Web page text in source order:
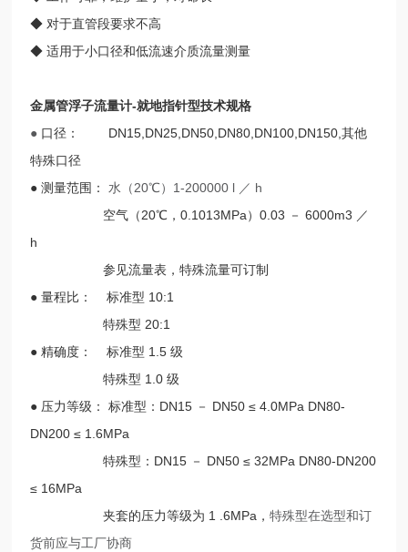
◆ 对于直管段要求不高
◆ 适用于小口径和低流速介质流量测量
金属管浮子流量计-就地指针型技术规格
● 口径： DN15,DN25,DN50,DN80,DN100,DN150,其他
特殊口径
● 测量范围： 水（20℃）1-200000 l ／ h
空气（20℃，0.1013MPa）0.03 － 6000m3 ／
h
参见流量表，特殊流量可订制
● 量程比： 标准型 10:1
特殊型 20:1
● 精确度： 标准型 1.5 级
特殊型 1.0 级
● 压力等级： 标准型：DN15 － DN50 ≤ 4.0MPa DN80-
DN200 ≤ 1.6MPa
特殊型：DN15 － DN50 ≤ 32MPa DN80-DN200
≤ 16MPa
夹套的压力等级为 1 .6MPa，特殊型在选型和订
货前应与工厂协商